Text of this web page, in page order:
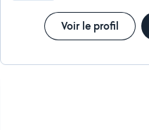
Voir le profil